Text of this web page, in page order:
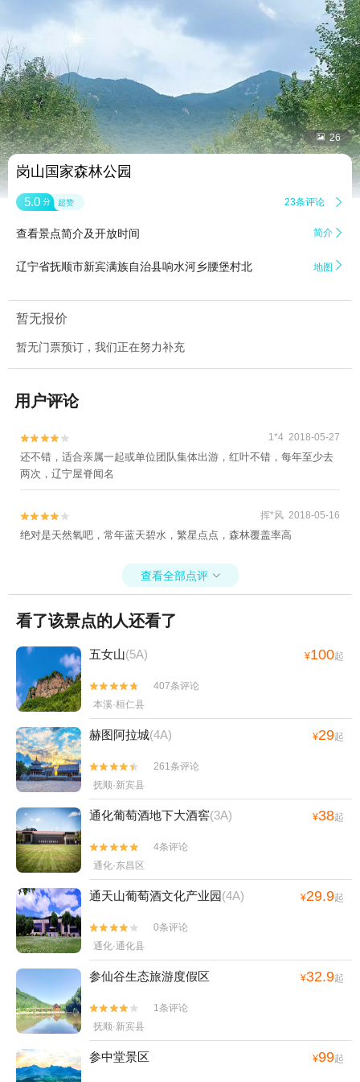
 26
岗山国家森林公园
5.0 分 超赞 23条评论 
查看景点简介及开放时间 简介 
辽宁省抚顺市新宾满族自治县响水河乡腰堡村北 地图 
暂无报价
暂无门票预订，我们正在努力补充
用户评论

 1*4 2018-05-27
还不错，适合亲属一起或单位团队集体出游，红叶不错，每年至少去
两次，辽宁屋脊闻名

 挥*风 2018-05-16
绝对是天然氧吧，常年蓝天碧水，繁星点点，森林覆盖率高
查看全部点评 
看了该景点的人还看了
五女山(5A) ¥100起


407条评论
本溪·桓仁县
赫图阿拉城(4A) ¥29起


261条评论
抚顺·新宾县
通化葡萄酒地下大酒窖(3A) ¥38起


4条评论
通化·东昌区
通天山葡萄酒文化产业园(4A) ¥29.9起


0条评论
通化·通化县
参仙谷生态旅游度假区 ¥32.9起


1条评论
抚顺·新宾县
参中堂景区 ¥99起